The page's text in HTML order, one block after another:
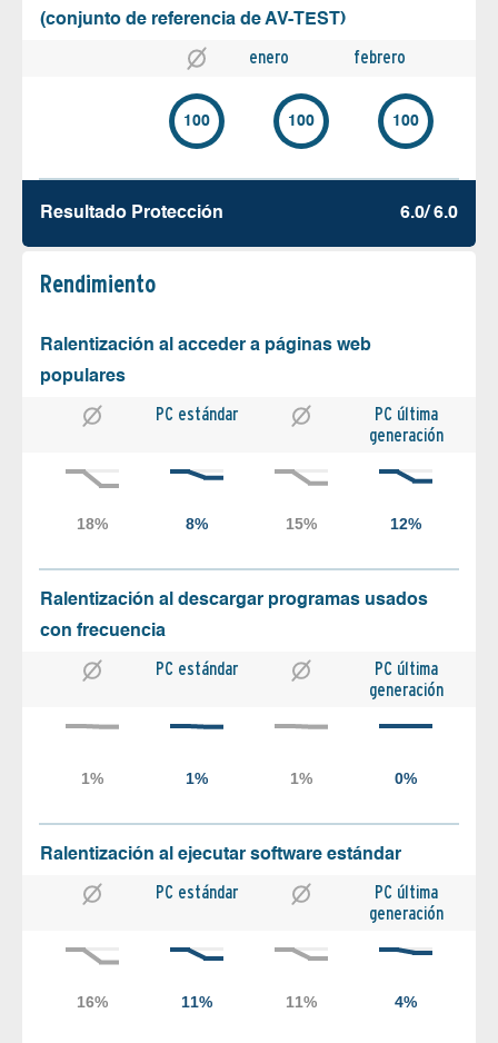
(conjunto de referencia de AV-TEST)
enero febrero
100 100 100
Resultado Protección 6.0/ 6.0
Rendimiento
Ralentización al acceder a páginas web
populares
PC estándar
PC última
generación
Ralentización al descargar programas usados
con frecuencia
PC estándar
PC última
generación
Ralentización al ejecutar software estándar
PC estándar
PC última
generación